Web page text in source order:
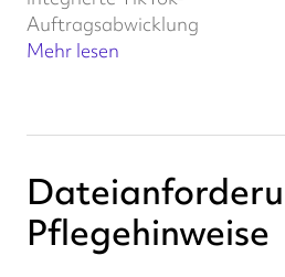
Auftragsabwicklung
Mehr lesen
Pflegehinweise